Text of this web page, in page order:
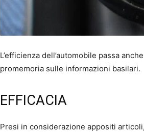
L’efficienza dell’automobile passa
promemoria sulle informazioni basilari.
EFFICACIA
Presi in considerazione appositi